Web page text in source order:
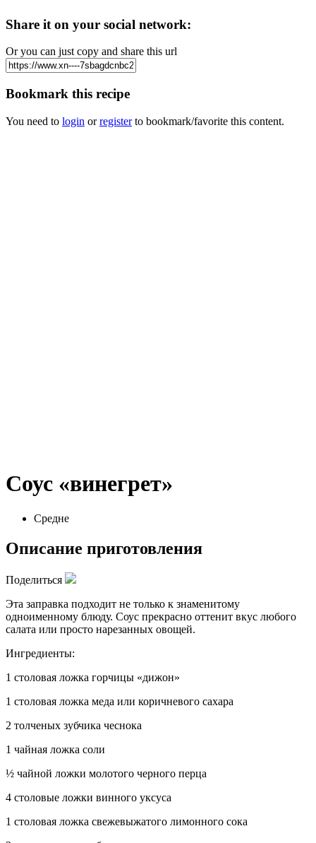
Share it on your social network:
Or you can just copy and share this url
Bookmark this recipe
You need to login orregisterto bookmark/favorite this content.
Соус «винегрет»
Средне
Описание приготовления
Поделиться
Эта заправка подходит не только к знаменитому
одноименному блюду. Соус прекрасно оттенит вкус любого
салата или просто нарезанных овощей.
Ингредиенты:
1 столовая ложка горчицы «дижон»
1 столовая ложка меда или коричневого сахара
2 толченых зубчика чеснока
1 чайная ложка соли
½ чайной ложки молотого черного перца
4 столовые ложки винного уксуса
1 столовая ложка свежевыжатого лимонного сока